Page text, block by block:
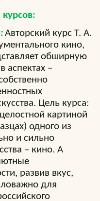
Авторский курс Т. А.
кино,
обширную
аспектах –
Цель курса:
картиной
одного из
и сильно
– кино. А
развив вкус,
для